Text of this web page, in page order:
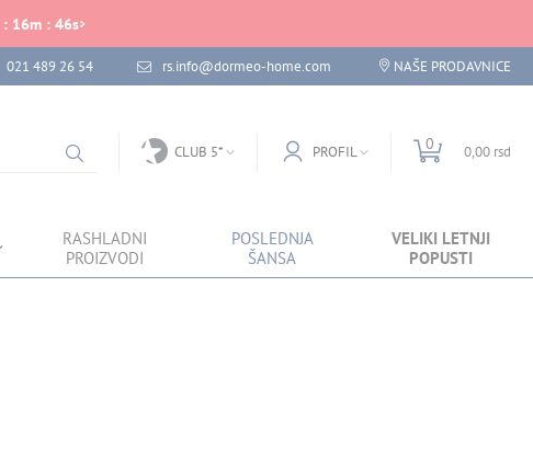
: 16m : 46s
021 489 26 54 rs.info@dormeo-home.com NAŠE PRODAVNICE
CLUB 5* PROFIL 0 0,00 rsd
RASHLADNI
PROIZVODI
POSLEDNJA
ŠANSA
VELIKI LETNJI
POPUSTI